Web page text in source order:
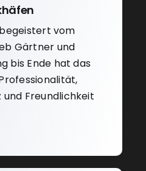
vom
Gärtner und
bis Ende hat das
Freundlichkeit